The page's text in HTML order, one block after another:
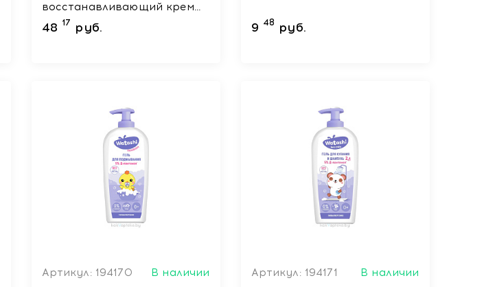
восстанавливающий крем
д/взр-ых и детей с 1го дня
жизни 40 мл
48 17 руб. 9 48 руб.
Артикул: 194170
В наличии
Артикул: 194171
В наличии